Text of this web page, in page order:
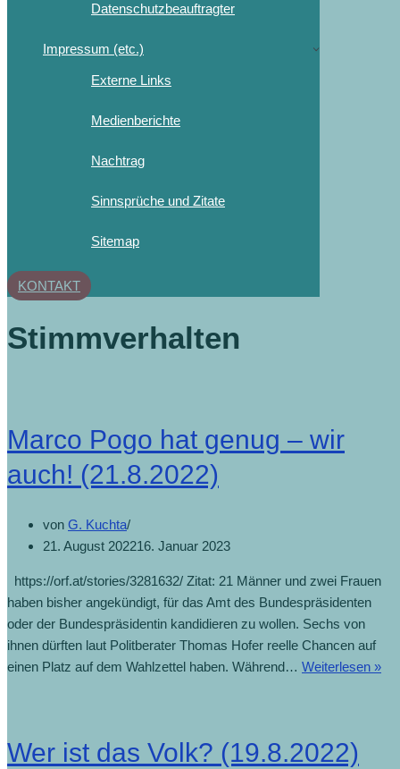
Datenschutzbeauftragter
Impressum (etc.)
Externe Links
Medienberichte
Nachtrag
Sinnsprüche und Zitate
Sitemap
KONTAKT
Stimmverhalten
Marco Pogo hat genug – wir
auch! (21.8.2022)
von G. Kuchta
21. August 202216. Januar 2023
https://orf.at/stories/3281632/ Zitat: 21 Männer und zwei Frauen
haben bisher angekündigt, für das Amt des Bundespräsidenten
oder der Bundespräsidentin kandidieren zu wollen. Sechs von
ihnen dürften laut Politberater Thomas Hofer reelle Chancen auf
einen Platz auf dem Wahlzettel haben. Während… Weiterlesen »
Wer ist das Volk? (19.8.2022)